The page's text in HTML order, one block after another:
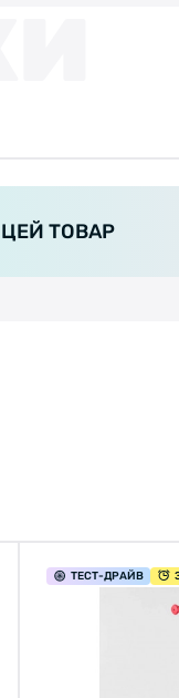
ТОВАР
ТЕСТ-ДРАЙВ